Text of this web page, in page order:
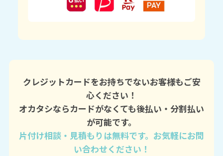
クレジットカードをお持ちでないお客様もご安
心ください！
オカタシならカードがなくても後払い・分割払い
が可能です。
片付け相談・見積もりは無料です。お気軽にお問
い合わせください！